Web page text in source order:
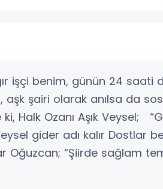
işçi benim, günün 24 saati
aşk şairi olarak anılsa da
Halk Ozanı Aşık Veysel;
gider adı kalır Dostlar
Oğuzcan; “Şiirde sağlam